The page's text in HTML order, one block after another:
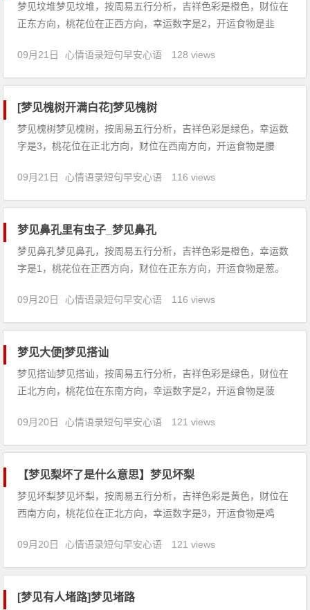
梦见坟堆梦见坟堆，按周易五行分析，吉祥色彩是橙色，财位在
正东方向，桃花位在正西方向，幸运数字是2，开运食物是韭
着一次的失败不要灰心，再努力有成功。2、本命年的人梦见坟
堆，意味着虽有得财利，然心情不宁，宜小心注意官符。3、恋
09月21日 心情语录短句早安心语 128 views
[梦见槐树开满白花]梦见槐树
梦见槐树梦见槐树，按周易五行分析，吉祥色彩是绿色，幸运数
字是3，桃花位在正北方向，财位在西南方向，开运食物是腰
着你近期由于工作上的压力大，让自己有些压力过大，建议你最
好约上朋友或家人出去游玩，放松一下心情，松开一切的束缚。
09月21日 心情语录短句早安心语 116 views
梦见鼻孔里有虫子_梦见鼻孔
梦见鼻孔梦见鼻孔，按周易五行分析，吉祥色彩是橙色，幸运数
字是1，桃花位在正西方向，财位在正东方向，开运食物是葱。
未能解开困境，心情不定，工作中小心，慎防损伤之灾。2、梦
见鼻孔痛，意味着梦者会有大的灾难，大凶之兆。3、梦见自己
09月20日 心情语录短句早安心语 116 views
梦见大便|梦见搭讪
梦见搭讪梦见搭讪，按周易五行分析，吉祥色彩是绿色，财位在
正北方向，桃花位在东南方向，幸运数字是2，开运食物是菠
有财利，内部不能安定，心情不好。2、谈婚论嫁的人梦见美女
搭讪，说明观念无法沟通，主风不同婚姻难成。3、本命年的人
09月20日 心情语录短句早安心语 121 views
【梦见梨坏了是什么意思】梦见坏梨
梦见坏梨梦见坏梨，按周易五行分析，吉祥色彩是黄色，财位在
西南方向，桃花位在正北方向，幸运数字是3，开运食物是鸡
明心情不稳定，忽冷忽热，互相信任婚姻可成。2、怀孕的人梦
见坏梨，预示生女，冬占生男，慎防动土而动胎气。3、本命年
09月20日 心情语录短句早安心语 121 views
[梦见有人堵路]梦见堵路